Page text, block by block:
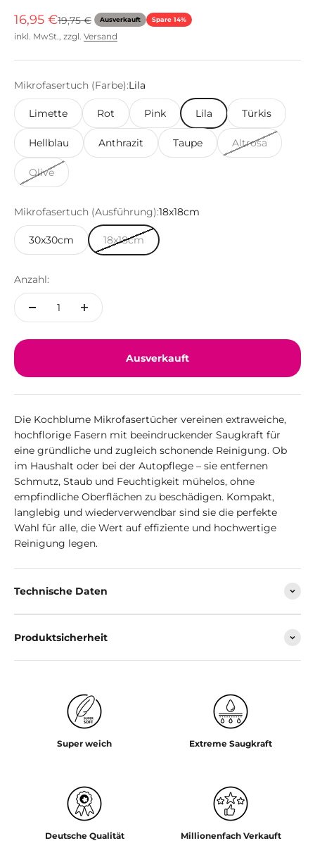
Angebot
16,95 €Regulärer Preis
19,75 € Ausverkauft Spare 14%
inkl. MwSt., zzgl. Versand
Mikrofasertuch (Farbe):Lila
Limette Rot Pink Lila Türkis
Hellblau Anthrazit Taupe Altrosa
Olive
Mikrofasertuch (Ausführung):18x18cm
30x30cm 18x18cm
Anzahl:
Ausverkauft
Die Kochblume Mikrofasertücher vereinen extraweiche,
hochflorige Fasern mit beeindruckender Saugkraft für
eine gründliche und zugleich schonende Reinigung. Ob
im Haushalt oder bei der Autopflege – sie entfernen
Schmutz, Staub und Feuchtigkeit mühelos, ohne
empfindliche Oberflächen zu beschädigen. Kompakt,
langlebig und wiederverwendbar sind sie die perfekte
Wahl für alle, die Wert auf effiziente und hochwertige
Reinigung legen.
Technische Daten
Produktsicherheit
Super weich Extreme Saugkraft
Deutsche Qualität Millionenfach Verkauft